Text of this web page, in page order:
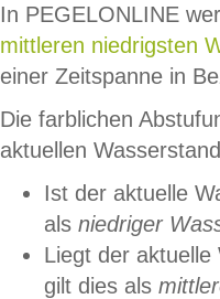
In PEGELONLINE
mittleren niedrigsten
einer Zeitspanne in
Die farblichen
aktuellen
Ist der aktuelle
als niedriger
Liegt der
gilt dies als